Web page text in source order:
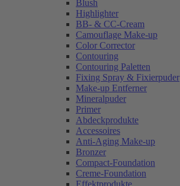
Blush
Highlighter
BB- & CC-Cream
Camouflage Make-up
Color Corrector
Contouring
Contouring Paletten
Fixing Spray & Fixierpuder
Make-up Entferner
Mineralpuder
Primer
Abdeckprodukte
Accessoires
Anti-Aging Make-up
Bronzer
Compact-Foundation
Creme-Foundation
Effektprodukte